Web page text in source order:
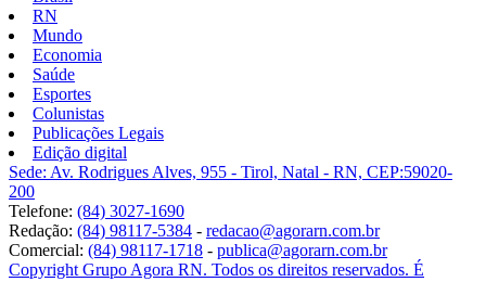
RN
Mundo
Economia
Saúde
Esportes
Colunistas
Publicações Legais
Edição digital
Sede: Av. Rodrigues Alves, 955 - Tirol, Natal - RN, CEP:59020-
200
Telefone: (84) 3027-1690
Redação: (84) 98117-5384 - redacao@agorarn.com.br
Comercial: (84) 98117-1718 - publica@agorarn.com.br
Copyright Grupo Agora RN. Todos os direitos reservados. É